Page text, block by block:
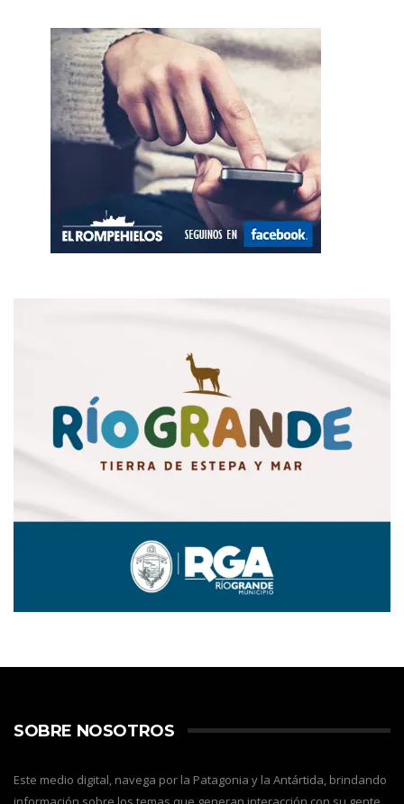
SOBRE NOSOTROS
Este medio digital, navega por la Patagonia y la Antártida, brindando